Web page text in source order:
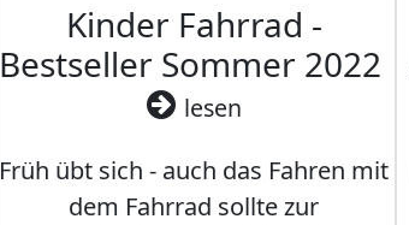
Kinder Fahrrad -
Bestseller Sommer 2022
lesen
Früh übt sich - auch das Fahren mit
dem Fahrrad sollte zur